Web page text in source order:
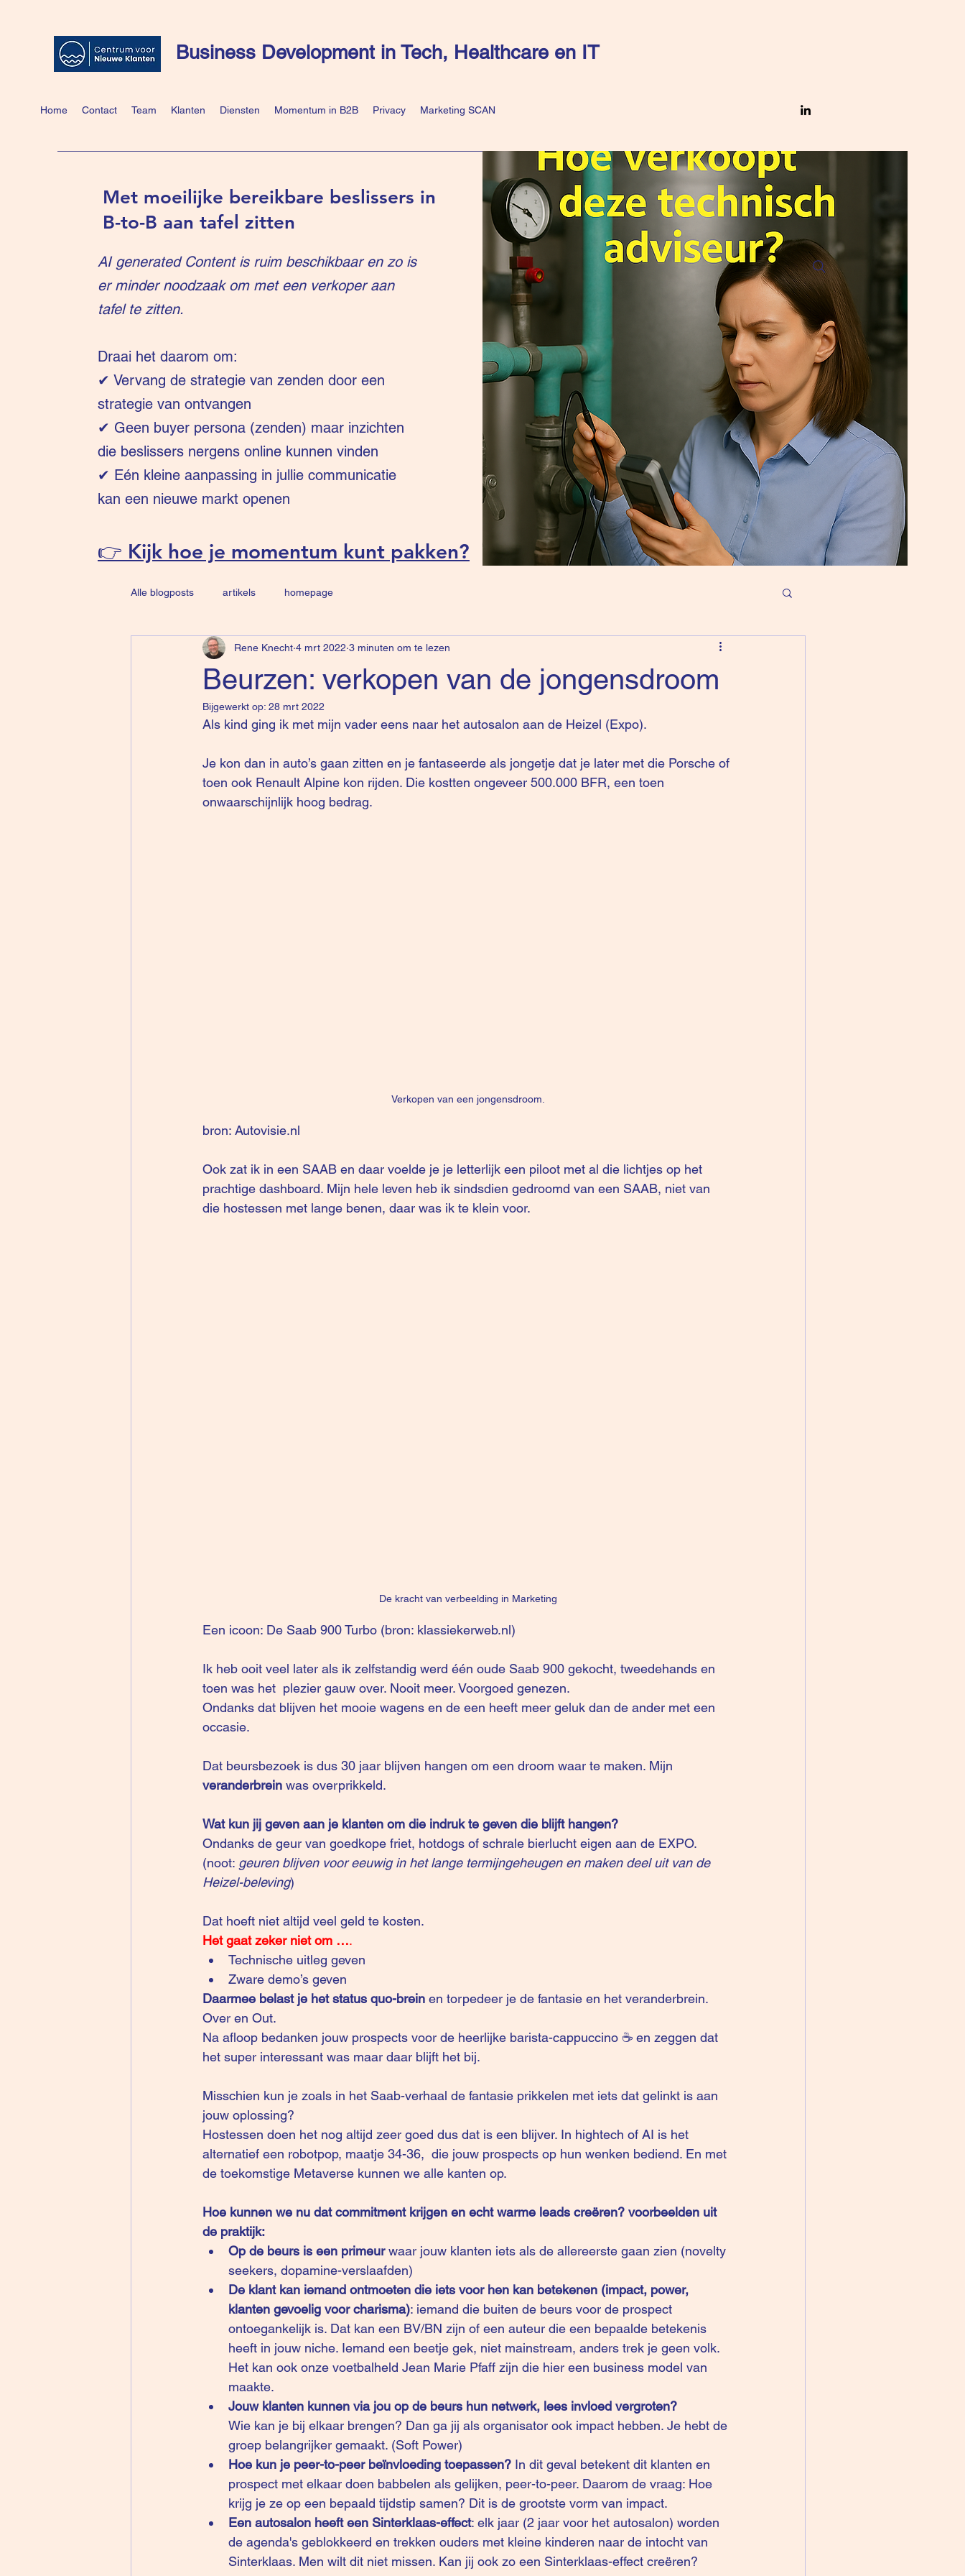
Business Development in Tech, Healthcare en IT
Home Contact Team Klanten Diensten Momentum in B2B Privacy Marketing SCAN
Met moeilijke bereikbare beslissers in
B-to-B aan tafel zitten
AI generated Content is ruim beschikbaar en zo is
er minder noodzaak om met een verkoper aan
tafel te zitten.
Draai het daarom om:
✔ Vervang de strategie van zenden door een
strategie van ontvangen
✔ Geen buyer persona (zenden) maar inzichten
die beslissers nergens online kunnen vinden
✔ Eén kleine aanpassing in jullie communicatie
kan een nieuwe markt openen
👉 Kijk hoe je momentum kunt pakken?
Alle blogposts artikels homepage
Beurzen: verkopen van de jongensdroom
Rene Knecht 4 mrt 2022 3 minuten om te lezen
Bijgewerkt op: 28 mrt 2022
Als kind ging ik met mijn vader eens naar het autosalon aan de Heizel (Expo).
Je kon dan in auto’s gaan zitten en je fantaseerde als jongetje dat je later met die Porsche of
toen ook Renault Alpine kon rijden. Die kostten ongeveer 500.000 BFR, een toen
onwaarschijnlijk hoog bedrag.
Verkopen van een jongensdroom.
bron: Autovisie.nl
Ook zat ik in een SAAB en daar voelde je je letterlijk een piloot met al die lichtjes op het
prachtige dashboard. Mijn hele leven heb ik sindsdien gedroomd van een SAAB, niet van
die hostessen met lange benen, daar was ik te klein voor.
De kracht van verbeelding in Marketing
Een icoon: De Saab 900 Turbo (bron: klassiekerweb.nl)
Ik heb ooit veel later als ik zelfstandig werd één oude Saab 900 gekocht, tweedehands en
toen was het  plezier gauw over. Nooit meer. Voorgoed genezen.
Ondanks dat blijven het mooie wagens en de een heeft meer geluk dan de ander met een
occasie.
Dat beursbezoek is dus 30 jaar blijven hangen om een droom waar te maken. Mijn
veranderbrein was overprikkeld.
Wat kun jij geven aan je klanten om die indruk te geven die blijft hangen?
Ondanks de geur van goedkope friet, hotdogs of schrale bierlucht eigen aan de EXPO.
(noot: geuren blijven voor eeuwig in het lange termijngeheugen en maken deel uit van de
Heizel-beleving)
Dat hoeft niet altijd veel geld te kosten.
Het gaat zeker niet om ….
Technische uitleg geven
Zware demo’s geven
Daarmee belast je het status quo-brein en torpedeer je de fantasie en het veranderbrein.
Over en Out.
Na afloop bedanken jouw prospects voor de heerlijke barista-cappuccino ☕️ en zeggen dat
het super interessant was maar daar blijft het bij.
Misschien kun je zoals in het Saab-verhaal de fantasie prikkelen met iets dat gelinkt is aan
jouw oplossing?
Hostessen doen het nog altijd zeer goed dus dat is een blijver. In hightech of AI is het
alternatief een robotpop, maatje 34-36,  die jouw prospects op hun wenken bediend. En met
de toekomstige Metaverse kunnen we alle kanten op.
Hoe kunnen we nu dat commitment krijgen en echt warme leads creëren? voorbeelden uit
de praktijk:
Op de beurs is een primeur waar jouw klanten iets als de allereerste gaan zien (novelty
seekers, dopamine-verslaafden)
De klant kan iemand ontmoeten die iets voor hen kan betekenen (impact, power,
klanten gevoelig voor charisma): iemand die buiten de beurs voor de prospect
ontoegankelijk is. Dat kan een BV/BN zijn of een auteur die een bepaalde betekenis
heeft in jouw niche. Iemand een beetje gek, niet mainstream, anders trek je geen volk.
Het kan ook onze voetbalheld Jean Marie Pfaff zijn die hier een business model van
maakte.
Jouw klanten kunnen via jou op de beurs hun netwerk, lees invloed vergroten?
Wie kan je bij elkaar brengen? Dan ga jij als organisator ook impact hebben. Je hebt de
groep belangrijker gemaakt. (Soft Power)
Hoe kun je peer-to-peer beïnvloeding toepassen? In dit geval betekent dit klanten en
prospect met elkaar doen babbelen als gelijken, peer-to-peer. Daarom de vraag: Hoe
krijg je ze op een bepaald tijdstip samen? Dit is de grootste vorm van impact.
Een autosalon heeft een Sinterklaas-effect: elk jaar (2 jaar voor het autosalon) worden
de agenda's geblokkeerd en trekken ouders met kleine kinderen naar de intocht van
Sinterklaas. Men wilt dit niet missen. Kan jij ook zo een Sinterklaas-effect creëren?